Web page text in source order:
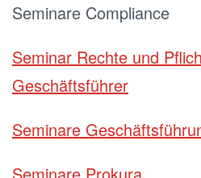
Seminare Compliance
Seminar Rechte und
Geschäftsführer
Seminare